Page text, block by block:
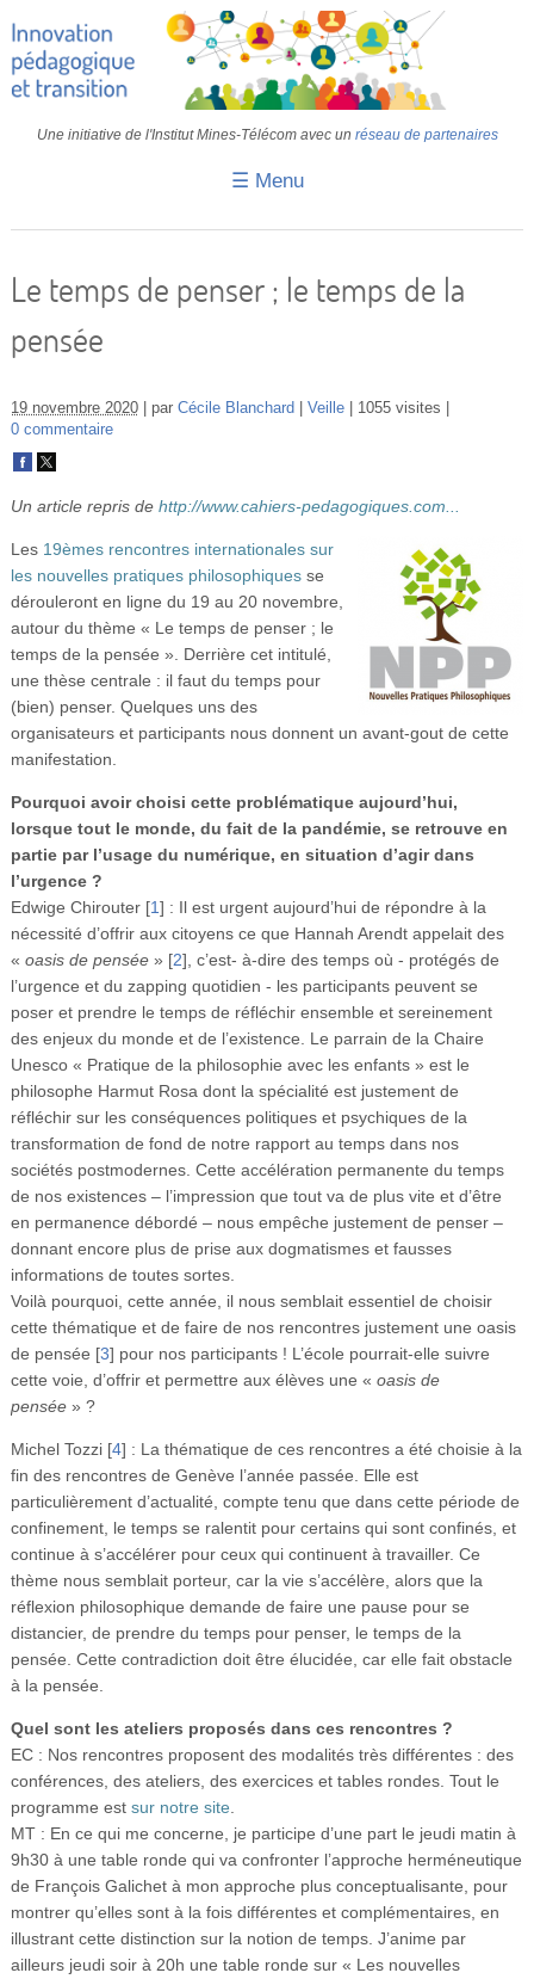
Une initiative de l'Institut Mines-Télécom avec un réseau de partenaires
☰ Menu
IA
Colloques
Vidéos
S’inscrire
Se connecter
Le temps de penser ; le temps de la
pensée
19 novembre 2020 par Cécile Blanchard Veille
1055 visites
0 commentaire
Un article repris de http://www.cahiers-pedagogiques.com...
Les 19èmes rencontres internationales sur
les nouvelles pratiques philosophiquesse
dérouleront en ligne du 19 au 20 novembre,
autour du thème « Le temps de penser ; le
temps de la pensée ». Derrière cet intitulé,
une thèse centrale : il faut du temps pour
(bien) penser. Quelques uns des
organisateurs et participants nous donnent un avant-gout de cette
manifestation.
Pourquoi avoir choisi cette problématique aujourd’hui,
lorsque tout le monde, du fait de la pandémie, se retrouve en
partie par l’usage du numérique, en situation d’agir dans
l’urgence ?
Edwige Chirouter[1] : Il est urgent aujourd’hui de répondre à la
nécessité d’offrir aux citoyens ce que Hannah Arendt appelait des
« oasis de pensée» [2] , c’est- à-dire des temps où - protégés de
l’urgence et du zapping quotidien - les participants peuvent se
poser et prendre le temps de réfléchir ensemble et sereinement
des enjeux du monde et de l’existence. Le parrain de la Chaire
Unesco « Pratique de la philosophie avec les enfants » est le
philosophe Harmut Rosa dont la spécialité est justement de
réfléchir sur les conséquences politiques et psychiques de la
transformation de fond de notre rapport au temps dans nos
sociétés postmodernes. Cette accélération permanente du temps
de nos existences – l’impression que tout va de plus vite et d’être
en permanence débordé – nous empêche justement de penser –
donnant encore plus de prise aux dogmatismes et fausses
informations de toutes sortes.
Voilà pourquoi, cette année, il nous semblait essentiel de choisir
cette thématique et de faire de nos rencontres justement une oasis
de pensée [3] pour nos participants ! L’école pourrait-elle suivre
cette voie, d’offrir et permettre aux élèves une « oasis de
pensée» ?
Michel Tozzi[4] : La thématique de ces rencontres a été choisie à la
fin des rencontres de Genève l’année passée. Elle est
particulièrement d’actualité, compte tenu que dans cette période de
confinement, le temps se ralentit pour certains qui sont confinés, et
continue à s’accélérer pour ceux qui continuent à travailler. Ce
thème nous semblait porteur, car la vie s’accélère, alors que la
réflexion philosophique demande de faire une pause pour se
distancier, de prendre du temps pour penser, le temps de la
pensée. Cette contradiction doit être élucidée, car elle fait obstacle
à la pensée.
Quel sont les ateliers proposés dans ces rencontres ?
EC : Nos rencontres proposent des modalités très différentes : des
conférences, des ateliers, des exercices et tables rondes. Tout le
programme est sur notre site
MT : En ce qui me concerne, je participe d’une part le jeudi matin à
9h30 à une table ronde qui va confronter l’approche herméneutique
de François Galichet à mon approche plus conceptualisante, pour
montrer qu’elles sont à la fois différentes et complémentaires, en
illustrant cette distinction sur la notion de temps. J’anime par
ailleurs jeudi soir à 20h une table ronde sur « Les nouvelles